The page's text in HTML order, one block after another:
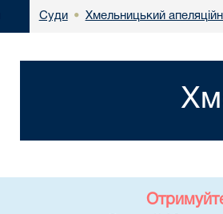
Суди • Хмельницький